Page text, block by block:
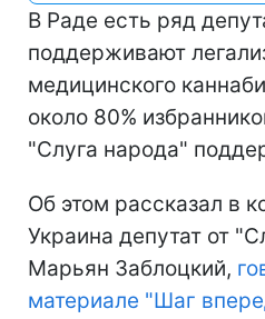
В Раде есть ряд
поддерживают
медицинского
около 80%
"Слуга народа"
Об этом рассказал в
Украина депутат от
Марьян Заблоцкий,
материале "Шаг